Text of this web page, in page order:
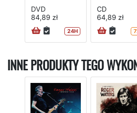
DVD
84,89 zł
24H
CD
64,89 zł
INNE PRODUKTY TEGO